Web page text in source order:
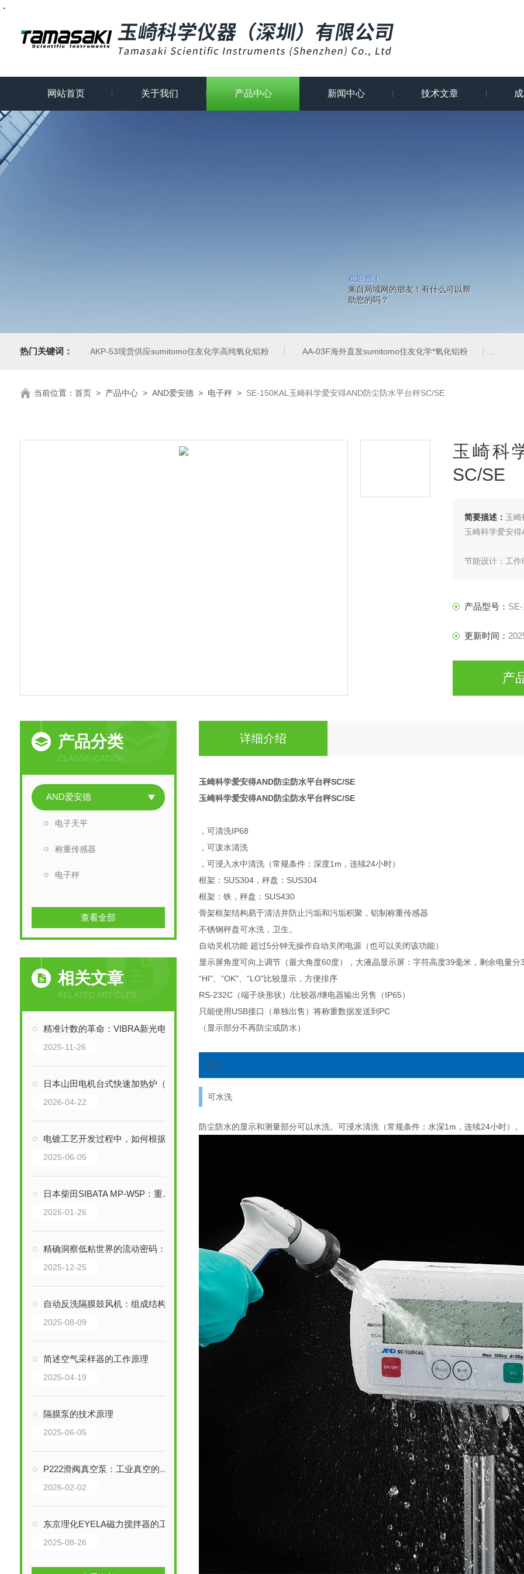
欢迎您！
来自局域网的朋友！有什么可以帮
助您的吗？
网站首页 关于我们 产品中心 新闻中心 技术文章
热门关键词： AKP-53现货供应sumitomo住友化学高纯氧化铝粉 AA-03F海外直发sumitomo住友化学*氧化铝粉 AA-
当前位置： 首页> 产品中心> AND爱安德> 电子秤> SE-150KAL玉崎科学爱安得AND防尘防水平台秤SC/SE
玉崎科
SC/SE
简要描述： 玉崎
玉崎科学爱安
节能设计：工作
产品型号： SE-
更新时间：
产
产品分类
CLASSIFICATION
AND爱安德
电子天平
称重传感器
电子秤
查看全部
相关文章
RELATED ARTICLES
精准计数的革命：VIBRA新光电子秤与音叉传感器技术解析
2025-11-26
日本山田电机台式快速加热炉（单相200V）技术解析
2026-04-22
电镀工艺开发过程中，如何根据赫尔槽试验结果选择合适的电镀设备？
2025-06-05
日本柴田SIBATA MP-W5P：重新定义便携式空气采样
2026-01-26
精确洞察低粘世界的流动密码：RION VT-03F低量程粘度计技术解析
2025-12-25
自动反洗隔膜鼓风机：组成结构与多元化应用领域解析
2025-08-09
简述空气采样器的工作原理
2025-04-19
隔膜泵的技术原理
2025-06-05
P222滑阀真空泵：工业真空的耐用心脏，揭秘三十年的设计奥秘
2026-02-02
东京理化EYELA磁力搅拌器的工作原理是什么
2025-08-26
详细介绍
玉崎科学爱安得AND防尘防水平台秤SC/SE
玉崎科学爱安得AND防尘防水平台秤SC/SE
，可清洗IP68
，可泼水清洗
，可浸入水中清洗（常规条件：深度1m，连续24小时）
框架：SUS304，秤盘：SUS304
框架：铁，秤盘：SUS430
・
骨架框架结构易于清洁并防止污垢和污垢积聚，铝制称重传感器
・
不锈钢秤盘可水洗，卫生。
・
自动关机功能 超过5分钟无操作自动关闭电源（也可以关闭该功能）
・
显示屏角度可向上调节（最大角度60度），大液晶显示屏：字符高度39毫米，剩余电量分
・
“HI"、“OK"、“LO"比较显示，方便排序
・
RS-232C（端子块形状）/比较器/继电器输出另售（IP65）
・
只能使用USB接口（单独出售）将称重数据发送到PC
（显示部分不再防尘或防水）
特征
可水洗
防尘防水的显示和测量部分可以水洗。可浸水清洗（常规条件：水深1m，连续24小时）。